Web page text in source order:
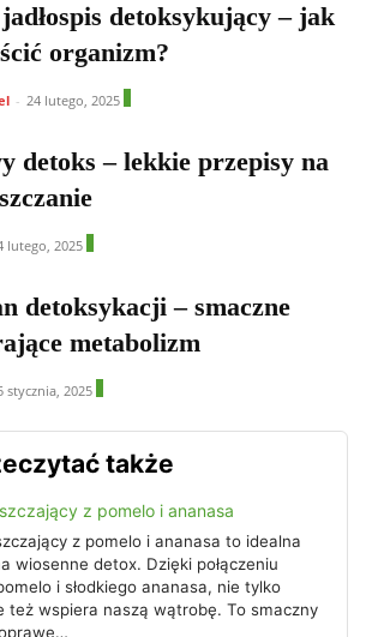
detoksykujący – jak
organizm?
- 24 lutego, 2025
detoks – lekkie przepisy na
lutego, 2025
detoksykacji – smaczne
metabolizm
stycznia, 2025
także
z pomelo i ananasa
z pomelo i ananasa to idealna
wiosenne detox. Dzięki połączeniu
i słodkiego ananasa, nie tylko
też wspiera naszą wątrobę. To smaczny